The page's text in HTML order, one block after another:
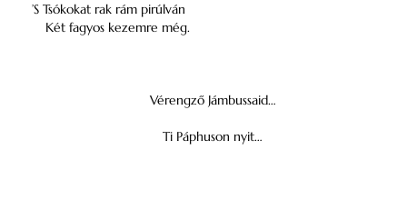
’S Tsókokat rak rám pirúlván
Két fagyos kezemre még.
Vérengző Jámbussaid…
Ti Páphuson nyit…